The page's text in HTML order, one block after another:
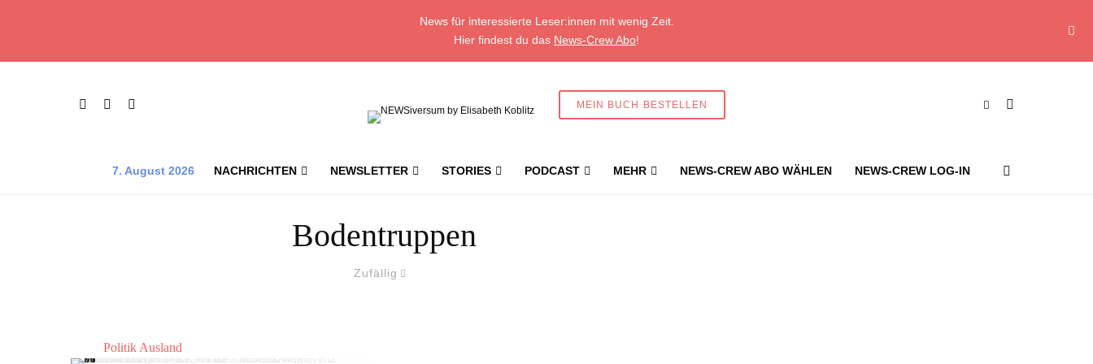
News für interessierte Leser:innen mit wenig Zeit.
Hier findest du das News-Crew Abo!
MEIN BUCH BESTELLEN
7. August 2026 NACHRICHTEN NEWSLETTER STORIES PODCAST MEHR NEWS-CREW ABO WÄHLEN NEWS-CREW LOG-IN
Bodentruppen
Zufällig
Politik Ausland